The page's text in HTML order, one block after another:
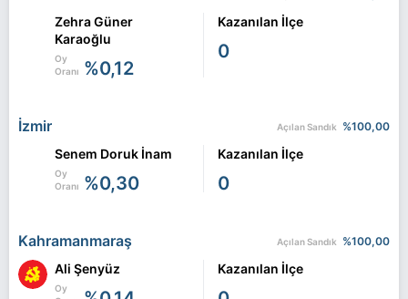
Zehra Güner
Karaoğlu
Oy
Oranı %0,12
Kazanılan İlçe
0
İzmir Açılan Sandık %100,00
Senem Doruk İnam
Oy
Oranı %0,30
Kazanılan İlçe
0
Kahramanmaraş Açılan Sandık %100,00
Ali Şenyüz
Oy
Kazanılan İlçe